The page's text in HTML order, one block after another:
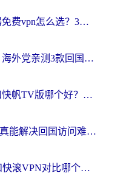
海外党必看：加速器免费vpn怎么选？3步教你无缝访问国内资源
穿梭和巨鲸哪个好？海外党亲测3款回国加速器，教你避开90%的坑
海外党必看：斧牛和快帆TV版哪个好？3分钟选对回国加速器，无缝刷B站、追热剧
海外党必看：yy vpn真能解决回国访问难题？附云极initap测评+免费方案对比
穿梭VPN好用吗？和快滚VPN对比哪个回国效果更好？海外党选回国加速器必看指南